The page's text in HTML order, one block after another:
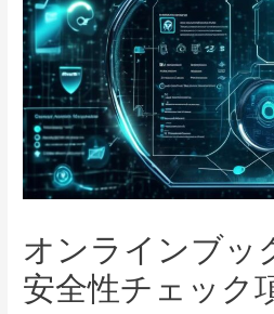
オンラインブッ
安全性チェック